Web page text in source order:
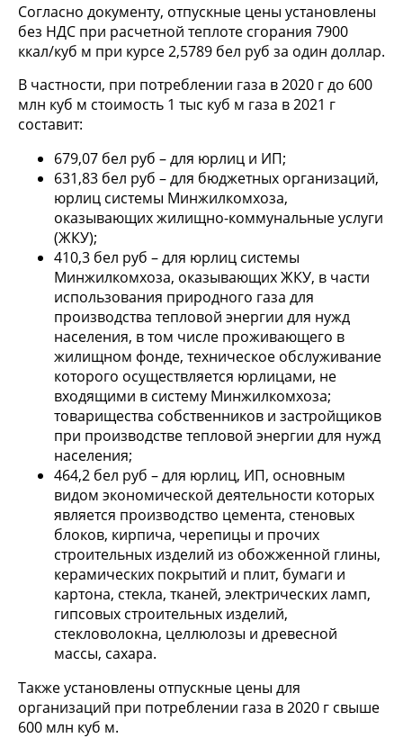
Согласно документу, отпускные цены установлены
без НДС при расчетной теплоте сгорания 7900
ккал/куб м при курсе 2,5789 бел руб за один доллар.
В частности, при потреблении газа в 2020 г до 600
млн куб м стоимость 1 тыс куб м газа в 2021 г
составит:
679,07 бел руб – для юрлиц и ИП;
631,83 бел руб – для бюджетных организаций,
юрлиц системы Минжилкомхоза,
оказывающих жилищно-коммунальные услуги
(ЖКУ);
410,3 бел руб – для юрлиц системы
Минжилкомхоза, оказывающих ЖКУ, в части
использования природного газа для
производства тепловой энергии для нужд
населения, в том числе проживающего в
жилищном фонде, техническое обслуживание
которого осуществляется юрлицами, не
входящими в систему Минжилкомхоза;
товарищества собственников и застройщиков
при производстве тепловой энергии для нужд
населения;
464,2 бел руб – для юрлиц, ИП, основным
видом экономической деятельности которых
является производство цемента, стеновых
блоков, кирпича, черепицы и прочих
строительных изделий из обожженной глины,
керамических покрытий и плит, бумаги и
картона, стекла, тканей, электрических ламп,
гипсовых строительных изделий,
стекловолокна, целлюлозы и древесной
массы, сахара.
Также установлены отпускные цены для
организаций при потреблении газа в 2020 г свыше
600 млн куб м.